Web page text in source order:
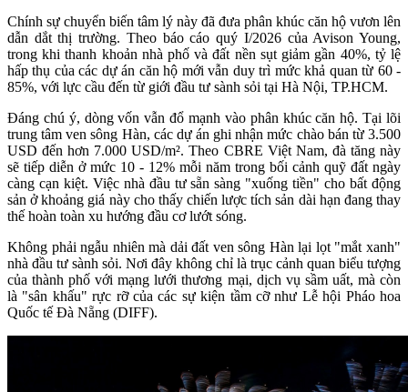
Chính sự chuyển biến tâm lý này đã đưa phân khúc căn hộ vươn lên
dẫn dắt thị trường. Theo báo cáo quý I/2026 của Avison Young,
trong khi thanh khoản nhà phố và đất nền sụt giảm gần 40%, tỷ lệ
hấp thụ của các dự án căn hộ mới vẫn duy trì mức khả quan từ 60 -
85%, với lực cầu đến từ giới đầu tư sành sỏi tại Hà Nội, TP.HCM.
Đáng chú ý, dòng vốn vẫn đổ mạnh vào phân khúc căn hộ. Tại lõi
trung tâm ven sông Hàn, các dự án ghi nhận mức chào bán từ 3.500
USD đến hơn 7.000 USD/m². Theo CBRE Việt Nam, đà tăng này
sẽ tiếp diễn ở mức 10 - 12% mỗi năm trong bối cảnh quỹ đất ngày
càng cạn kiệt. Việc nhà đầu tư sẵn sàng "xuống tiền" cho bất động
sản ở khoảng giá này cho thấy chiến lược tích sản dài hạn đang thay
thế hoàn toàn xu hướng đầu cơ lướt sóng.
Không phải ngẫu nhiên mà dải đất ven sông Hàn lại lọt "mắt xanh"
nhà đầu tư sành sỏi. Nơi đây không chỉ là trục cảnh quan biểu tượng
của thành phố với mạng lưới thương mại, dịch vụ sầm uất, mà còn
là "sân khấu" rực rỡ của các sự kiện tầm cỡ như Lễ hội Pháo hoa
Quốc tế Đà Nẵng (DIFF).